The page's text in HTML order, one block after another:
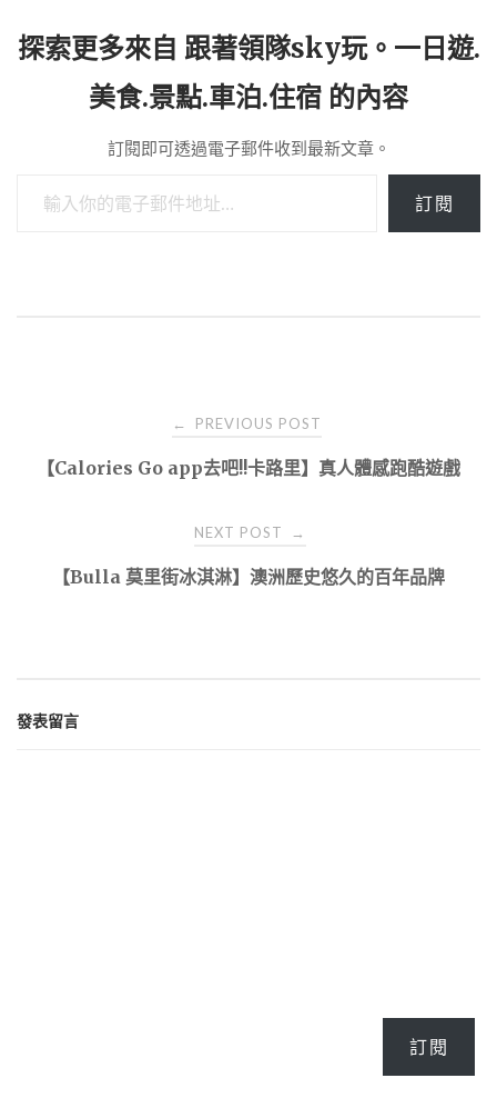
探索更多來自 跟著領隊sky玩。一日遊.
美食.景點.車泊.住宿 的內容
訂閱即可透過電子郵件收到最新文章。
訂閱
navigation
← PREVIOUS POST
【Calories Go app去吧!!卡路里】真人體感跑酷遊戲
NEXT POST →
【Bulla 莫里街冰淇淋】澳洲歷史悠久的百年品牌
發表留言
訂閱